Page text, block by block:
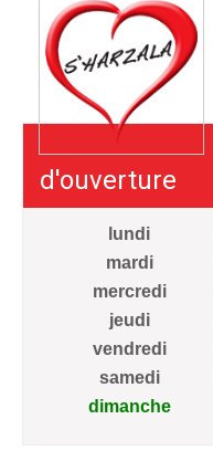
d'ouverture
lundi
mardi
mercredi
jeudi
vendredi
samedi
dimanche